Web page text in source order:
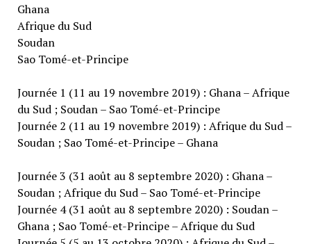
Ghana
Afrique du Sud
Soudan
Sao Tomé-et-Principe
Journée 1 (11 au 19 novembre 2019) : Ghana – Afrique
du Sud ; Soudan – Sao Tomé-et-Principe
Journée 2 (11 au 19 novembre 2019) : Afrique du Sud –
Soudan ; Sao Tomé-et-Principe – Ghana
Journée 3 (31 août au 8 septembre 2020) : Ghana –
Soudan ; Afrique du Sud – Sao Tomé-et-Principe
Journée 4 (31 août au 8 septembre 2020) : Soudan –
Ghana ; Sao Tomé-et-Principe – Afrique du Sud